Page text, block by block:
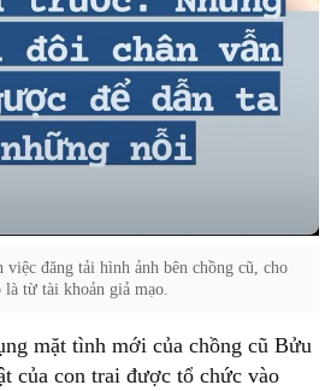
đăng tải hình ảnh bên chồng cũ, cho
là từ tài khoản giả mạo.
mặt tình mới của chồng cũ Bửu
của con trai được tổ chức vào